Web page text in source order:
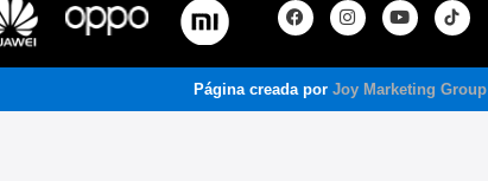
Página creada porJoy Marketing Group